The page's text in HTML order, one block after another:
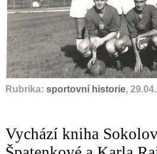
Rubrika: sportovní historie,
Vychází kniha